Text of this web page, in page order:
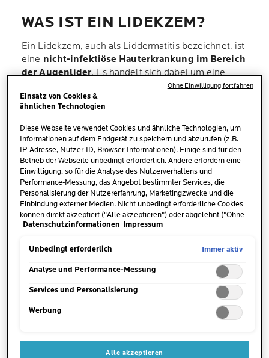
WAS IST EIN LIDEKZEM?
Ein Lidekzem, auch als Liddermatitis bezeichnet, ist
eine nicht-infektiöse Hauterkrankung im Bereich
der Augenlider. Es handelt sich dabei um eine
entzündliche Reaktion der Haut, die sich durch
Schwellungen, Rötungen und teilweise starken
Juckreiz äußert. Häufig treten zusätzlich trockene,
schuppige Hautstellen auf. Da die Haut rund um die
Augenbesonders dünn und empfindlich ist, reagiert
sie sehr sensibel auf äußere Reize. Ein Lidekzem
kann sowohl einseitig als auch an beiden Augen
auftreten und in seiner Ausprägung variieren – von
leicht gerötet bis stark entzündet.
WAS IST DIE URSACHE EINES
LIDEKZEMS?
Einsatz von Cookies &
ähnlichen Technologien
Diese Webseite verwendet Cookies und ähnliche Technologien, um
Informationen auf dem Endgerät zu speichern und abzurufen (z.B.
IP-Adresse, Nutzer-ID, Browser-Informationen). Einige sind für den
Betrieb der Webseite unbedingt erforderlich. Andere erfordern eine
Einwilligung, so für die Analyse des Nutzerverhaltens und
Performance-Messung, das Angebot bestimmter Services, die
Personalisierung der Nutzererfahrung, Marketingzwecke und die
Einbindung externer Medien. Nicht unbedingt erforderliche Cookies
können direkt akzeptiert ("Alle akzeptieren") oder abgelehnt ("Ohne
Einwilligung fortfahren") werden. Individuelle Anpassungen der
speichern"). Die Auswahl kann jederzeit unter dem Link "Cookie-
unsere Datenschutzinformationen.
Datenschutzinformationen Impressum
Unbedingt erforderlich Immer aktiv
Analyse und Performance-Messung
Services und Personalisierung
Werbung
Alle akzeptieren
Ohne Einwilligung fortfahren